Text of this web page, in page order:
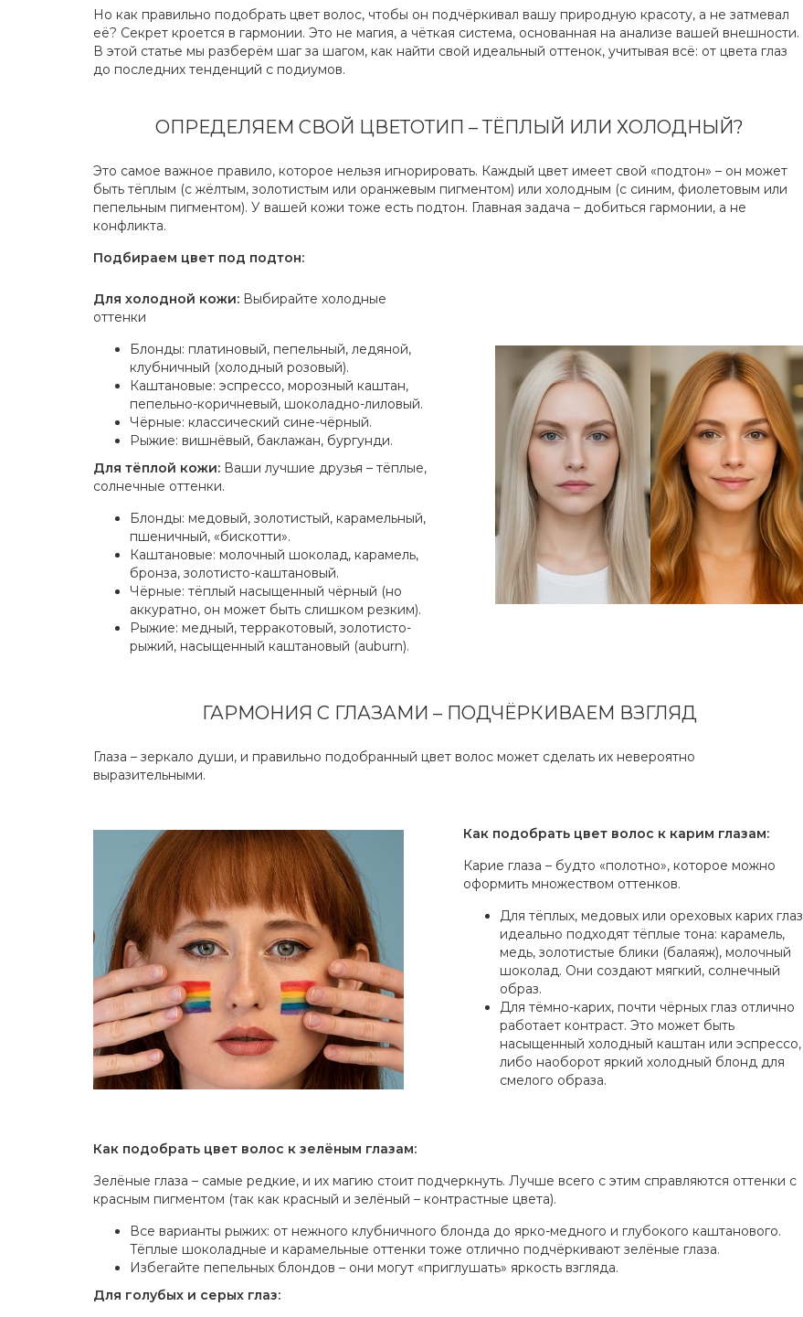
Но как правильно подобрать цвет волос, чтобы он подчёркивал вашу природную красоту, а не затмевал
её? Секрет кроется в гармонии. Это не магия, а чёткая система, основанная на анализе вашей внешности.
В этой статье мы разберём шаг за шагом, как найти свой идеальный оттенок, учитывая всё: от цвета глаз
до последних тенденций с подиумов.
ОПРЕДЕЛЯЕМ СВОЙ ЦВЕТОТИП – ТЁПЛЫЙ ИЛИ ХОЛОДНЫЙ?
Это самое важное правило, которое нельзя игнорировать. Каждый цвет имеет свой «подтон» – он может
быть тёплым (с жёлтым, золотистым или оранжевым пигментом) или холодным (с синим, фиолетовым или
пепельным пигментом). У вашей кожи тоже есть подтон. Главная задача – добиться гармонии, а не
конфликта.
Подбираем цвет под подтон:
Для холодной кожи: Выбирайте холодные
оттенки
Блонды: платиновый, пепельный, ледяной,
клубничный (холодный розовый).
Каштановые: эспрессо, морозный каштан,
пепельно-коричневый, шоколадно-лиловый.
Чёрные: классический сине-чёрный.
Рыжие: вишнёвый, баклажан, бургунди.
Для тёплой кожи: Ваши лучшие друзья – тёплые,
солнечные оттенки.
Блонды: медовый, золотистый, карамельный,
пшеничный, «бискотти».
Каштановые: молочный шоколад, карамель,
бронза, золотисто-каштановый.
Чёрные: тёплый насыщенный чёрный (но
аккуратно, он может быть слишком резким).
Рыжие: медный, терракотовый, золотисто-
рыжий, насыщенный каштановый (auburn).
ГАРМОНИЯ С ГЛАЗАМИ – ПОДЧЁРКИВАЕМ ВЗГЛЯД
Глаза – зеркало души, и правильно подобранный цвет волос может сделать их невероятно
выразительными.
Как подобрать цвет волос к карим глазам:
Карие глаза – будто «полотно», которое можно
оформить множеством оттенков.
Для тёплых, медовых или ореховых карих глаз
идеально подходят тёплые тона: карамель,
медь, золотистые блики (балаяж), молочный
шоколад. Они создают мягкий, солнечный
образ.
Для тёмно-карих, почти чёрных глаз отлично
работает контраст. Это может быть
насыщенный холодный каштан или эспрессо,
либо наоборот яркий холодный блонд для
смелого образа.
Как подобрать цвет волос к зелёным глазам:
Зелёные глаза – самые редкие, и их магию стоит подчеркнуть. Лучше всего с этим справляются оттенки с
красным пигментом (так как красный и зелёный – контрастные цвета).
Все варианты рыжих: от нежного клубничного блонда до ярко-медного и глубокого каштанового.
Тёплые шоколадные и карамельные оттенки тоже отлично подчёркивают зелёные глаза.
Избегайте пепельных блондов – они могут «приглушать» яркость взгляда.
Для голубых и серых глаз: